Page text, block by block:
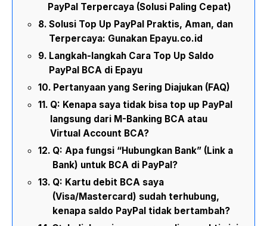
PayPal Terpercaya (Solusi Paling Cepat)
Solusi Top Up PayPal Praktis, Aman, dan
Terpercaya: Gunakan Epayu.co.id
Langkah-langkah Cara Top Up Saldo
PayPal BCA di Epayu
Pertanyaan yang Sering Diajukan (FAQ)
Q: Kenapa saya tidak bisa top up PayPal
langsung dari M-Banking BCA atau
Virtual Account BCA?
Q: Apa fungsi “Hubungkan Bank” (Link a
Bank) untuk BCA di PayPal?
Q: Kartu debit BCA saya
(Visa/Mastercard) sudah terhubung,
kenapa saldo PayPal tidak bertambah?